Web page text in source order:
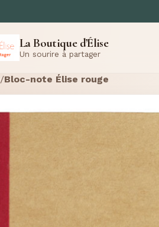
La Boutique d’Élise
Un sourire à partager
/Bloc-note Élise rouge